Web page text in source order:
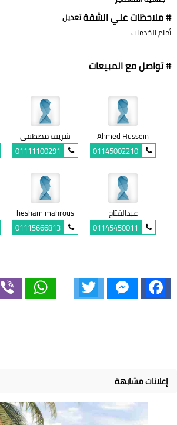
# ملاحظات علي الشقةتعديل
أمام الخدمات
# تواصل مع المبيعات
Ahmed Hussein
01145002210
شريف مصطفى
01111100291
عبدالفتاح
01145450011
hesham mahrous
01115666813
Facebook
Messenger
WhatsApp
إعلانات مشابهة